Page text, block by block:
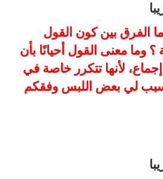
39: ما الفرق بين كون القول
وما معنى القول أحيانًا بأن
لأنها تتكرر خاصة في
سبب لي بعض اللبس وفقكم